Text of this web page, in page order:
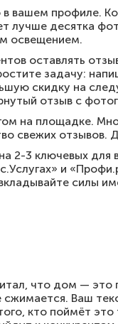
в вашем профиле.
лучше десятка
освещением.
оставлять
задачу:
скидку на
отзыв с
на площадке.
свежих
2-3 ключевых
и
силы
что дом —
Ваш
кто поймёт